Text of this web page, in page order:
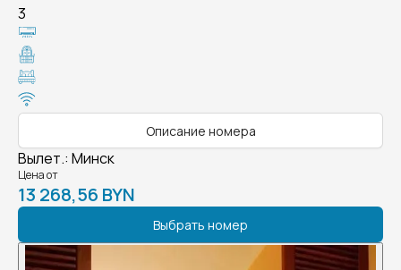
3
Описание номера
Вылет.: Минск
Цена от
13 268,56 BYN
Выбрать номер